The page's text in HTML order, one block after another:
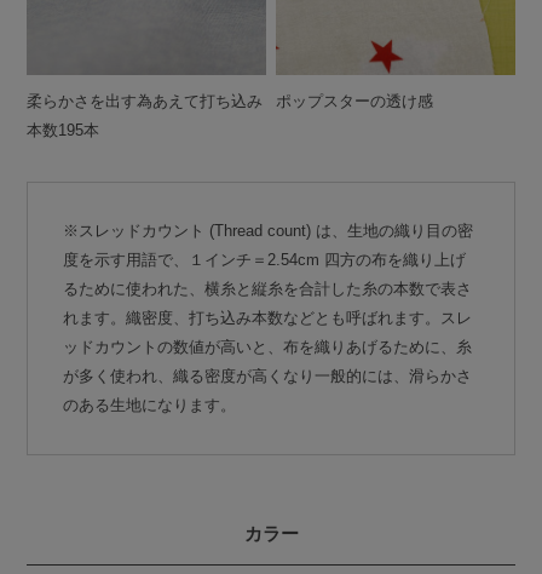
柔らかさを出す為あえて打ち込み
本数195本
ポップスターの透け感
※スレッドカウント (Thread count) は、生地の織り目の密
度を示す用語で、１インチ＝2.54cm 四方の布を織り上げ
るために使われた、横糸と縦糸を合計した糸の本数で表さ
れます。織密度、打ち込み本数などとも呼ばれます。スレ
ッドカウントの数値が高いと、布を織りあげるために、糸
が多く使われ、織る密度が高くなり一般的には、滑らかさ
のある生地になります。
カラー